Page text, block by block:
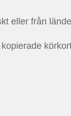
eller från